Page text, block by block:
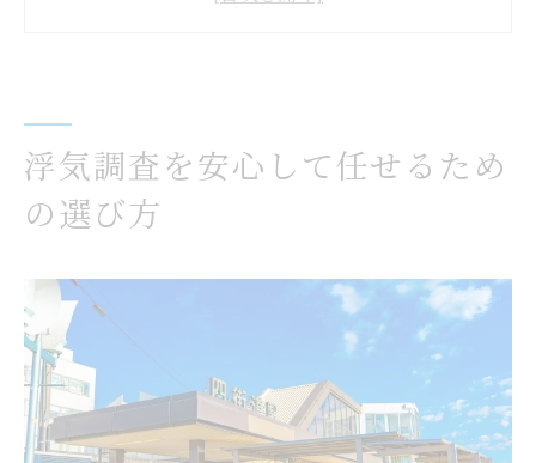
浮気調査依頼なら事前相談の活用がカギ
千葉県四街道市で確かな浮気調査を依頼する方
四街道市で選ばれる浮気調査依頼先一覧表
浮気調査の依頼手順と成功への近道を知る
地元女性が安心できる浮気調査サービスの
選び方
浮気調査を依頼するなら現地相談のメリッ
浮気調査を安心して任せるため
の選び方